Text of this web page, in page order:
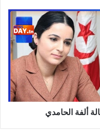
ألفة الحامدي